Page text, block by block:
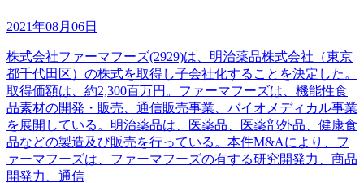
2021年08月06日
株式会社ファーマフーズ(2929)は、明治薬品株式会社（東京
都千代田区）の株式を取得し子会社化することを決定した。
取得価額は、約2,300百万円。ファーマフーズは、機能性食
品素材の開発・販売、通信販売事業、バイオメディカル事業
を展開している。明治薬品は、医薬品、医薬部外品、健康食
品などの製造及び販売を行っている。本件M&Aにより、フ
ァーマフーズは、ファーマフーズの有する研究開発力、商品
開発力、通信